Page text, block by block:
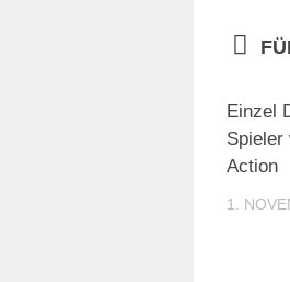
Einzel
Spieler
Action
1.